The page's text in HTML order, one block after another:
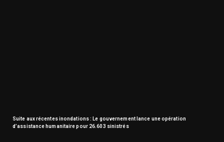
Suite aux récentes inondations : Le gouvernement lance une opération
d’assistance humanitaire pour 26.603 sinistrés